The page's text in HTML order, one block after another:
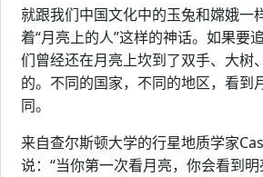
就跟我们中国文化中的玉兔和嫦娥一
着“月亮上的人”这样的神话。如果要
们曾经还在月亮上坎到了双手、大树
的。不同的国家，不同的地区，看到
同。
来自查尔斯顿大学的行星地质学家
说：“当你第一次看月亮，你会看到